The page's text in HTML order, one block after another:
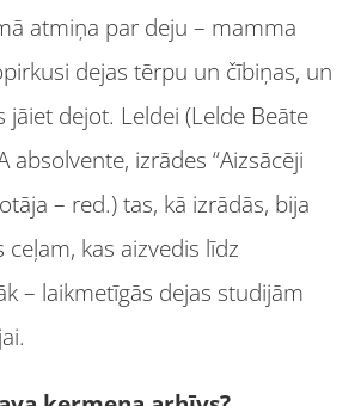
atmiņa par deju – mamma
dejas tērpu un čībiņas, un
dejot. Leldei (Lelde Beāte
absolvente, izrādes “Aizsācēji
– red.) tas, kā izrādās, bija
kas aizvedis līdz
– laikmetīgās dejas studijām